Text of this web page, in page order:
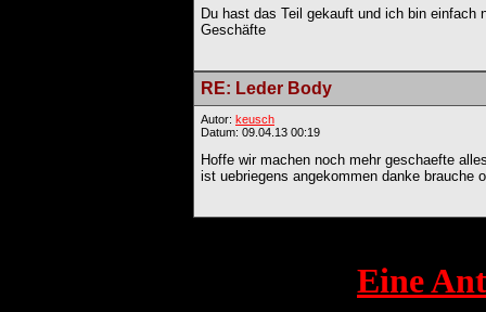
Du hast das Teil gekauft und ich bin einfach
Geschäfte
RE: Leder Body
Autor: keusch
Datum: 09.04.13 00:19
Hoffe wir machen noch mehr geschaefte
ist uebriegens angekommen danke brauche
Eine